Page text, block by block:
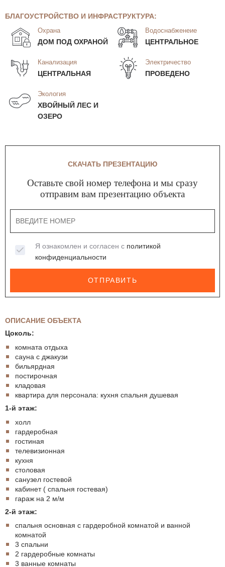
БЛАГОУСТРОЙСТВО И ИНФРАСТРУКТУРА:
Охрана
ДОМ ПОД ОХРАНОЙ
Водоснабженеие
ЦЕНТРАЛЬНОЕ
Канализация
ЦЕНТРАЛЬНАЯ
Электричество
ПРОВЕДЕНО
Экология
ХВОЙНЫЙ ЛЕС И
ОЗЕРО
ОПИСАНИЕ ОБЪЕКТА
Цоколь:
комната отдыха
сауна с джакузи
бильярдная
постирочная
кладовая
квартира для персонала: кухня спальня душевая
1-й этаж:
холл
гардеробная
гостиная
телевизионная
кухня
столовая
санузел гостевой
кабинет ( спальня гостевая)
гараж на 2 м/м
2-й этаж:
спальня основная с гардеробной комнатой и ванной
комнатой
3 спальни
2 гардеробные комнаты
3 ванные комнаты
СКАЧАТЬ ПРЕЗЕНТАЦИЮ
Оставьте свой номер телефона и мы сразу
отправим вам презентацию объекта
Я ознакомлен и согласен с политикой
конфиденциальности
ОТПРАВИТЬ